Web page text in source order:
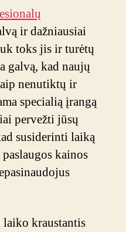
iki
namų
sąlygų
ir dažniausiai
toks jis ir turėtų
galvą, kad naujų
nenutiktų ir
specialią įrangą
pervežti jūsų
susiderinti laiką
kainos
kraustantis